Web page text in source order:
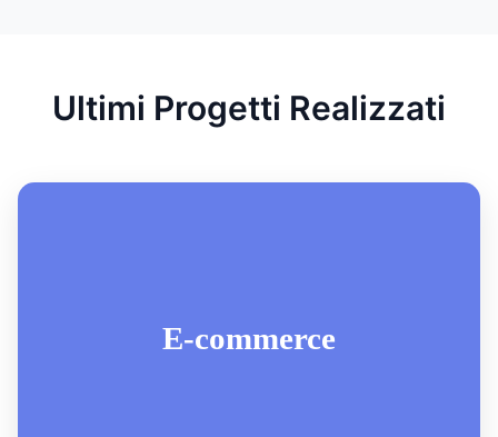
Ultimi Progetti Realizzati